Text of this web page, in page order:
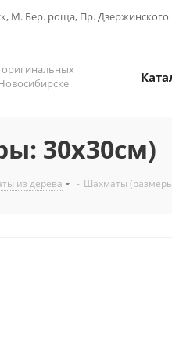
М. Бер. роща, Пр. Дзержинского
оригинальных
30х30см)
из дерева - Шахматы